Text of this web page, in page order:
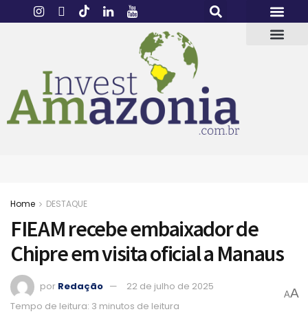
Home DESTAQUE
FIEAM recebe embaixador de
Chipre em visita oficial a Manaus
por Redação
22 de julho de 2025
Tempo de leitura: 3 minutos de leitura
AA